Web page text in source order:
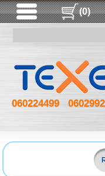
(0)
060224499